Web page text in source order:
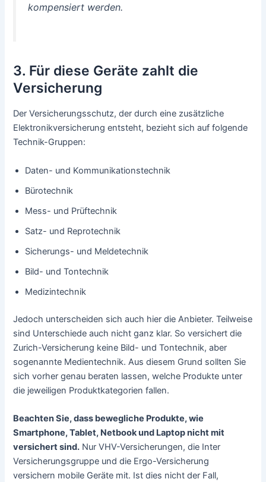
kompensiert werden.
3. Für diese Geräte zahlt die
Versicherung
Der Versicherungsschutz, der durch eine zusätzliche
Elektronikversicherung entsteht, bezieht sich auf folgende
Technik-Gruppen:
Daten- und Kommunikationstechnik
Bürotechnik
Mess- und Prüftechnik
Satz- und Reprotechnik
Sicherungs- und Meldetechnik
Bild- und Tontechnik
Medizintechnik
Jedoch unterscheiden sich auch hier die Anbieter. Teilweise
sind Unterschiede auch nicht ganz klar. So versichert die
Zurich-Versicherung keine Bild- und Tontechnik, aber
sogenannte Medientechnik. Aus diesem Grund sollten Sie
sich vorher genau beraten lassen, welche Produkte unter
die jeweiligen Produktkategorien fallen.
Beachten Sie, dass bewegliche Produkte, wie
Smartphone, Tablet, Netbook und Laptop nicht mit
versichert sind. Nur VHV-Versicherungen, die Inter
Versicherungsgruppe und die Ergo-Versicherung
versichern mobile Geräte mit. Ist dies nicht der Fall,